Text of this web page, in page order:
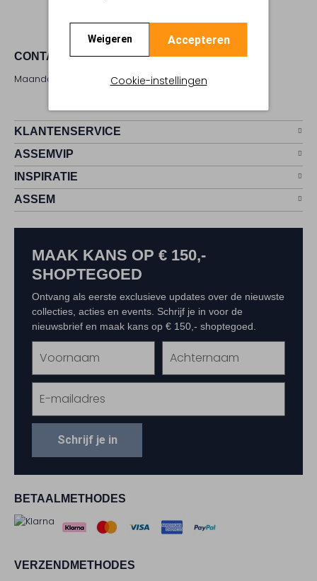
Weigeren Accepteren
Cookie-instellingen
CONTACT
Maandag - zaterdag 09:00 - 17:00 uur
KLANTENSERVICE
ASSEMVIP
INSPIRATIE
ASSEM
BETAALMETHODES
VERZENDMETHODES
MAAK KANS OP € 150,-
SHOPTEGOED
Ontvang als eerste exclusieve updates over de nieuwste
collecties, acties en events. Schrijf je in voor de
nieuwsbrief en maak kans op € 150,- shoptegoed.
Schrijf je in